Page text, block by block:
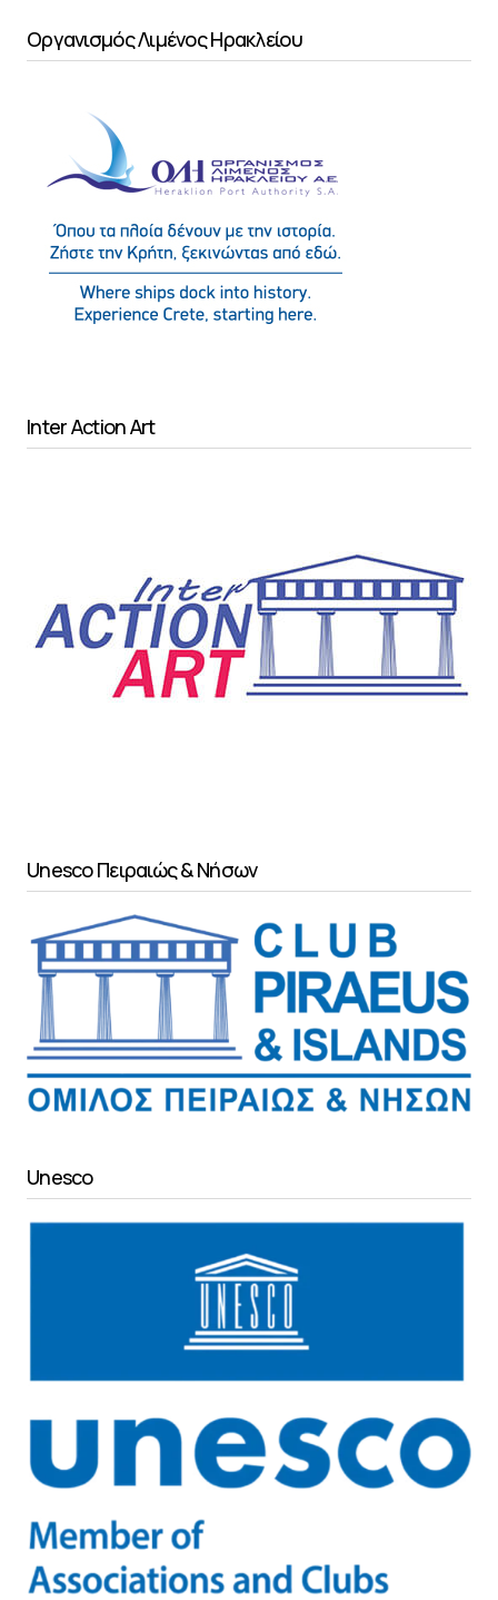
Οργανισμός Λιμένος Ηρακλείου
Inter Action Art
Unesco Πειραιώς & Νήσων
Unesco